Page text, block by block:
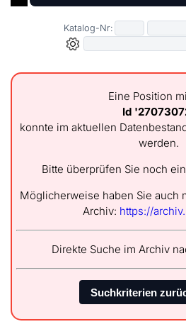
Katalog-Nr:
Eine Position
Id
konnte im aktuellen
werden.
Bitte überprüfen Sie noch
Möglicherweise haben Sie auch
Archiv: https://
Direkte Suche im Archiv